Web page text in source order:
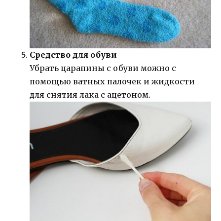
Средство для обуви
Убрать царапины с обуви можно с
помощью ватных палочек и жидкости
для снятия лака с ацетоном.